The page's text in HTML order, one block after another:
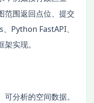
范围返回点位、提交
Python FastAPI、
实现。
分析的空间数据。